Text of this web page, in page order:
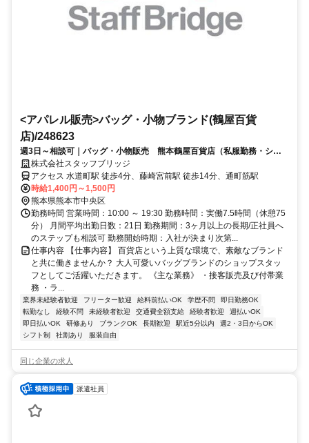
<アパレル販売>バッグ・小物ブランド(鶴屋百貨
店)/248623
週3日～相談可｜バッグ・小物販売 熊本鶴屋百貨店（私服勤務・シン
プルネイルOK）交通費全額支給
株式会社スタッフブリッジ
アクセス 水道町駅 徒歩4分、藤崎宮前駅 徒歩14分、通町筋駅
時給1,400円～1,500円
熊本県熊本市中央区
勤務時間 営業時間：10:00 ～ 19:30 勤務時間：実働7.5時間（休憩75
分） 月間平均出勤日数：21日 勤務期間：3ヶ月以上の長期/正社員へ
のステップも相談可 勤務開始時期：入社が決まり次第...
仕事内容 【仕事内容】 百貨店という上質な環境で、素敵なブランド
と共に働きませんか？ 大人可愛いバッグブランドのショップスタッ
フとしてご活躍いただきます。 《主な業務》 ・接客販売及び付帯業
務 ・ラ...
業界未経験者歓迎 フリーター歓迎 給料前払いOK 学歴不問
即日勤務OK
転勤なし
経験不問 未経験者歓迎 交通費全額支給 経験者歓迎
週払いOK
即日払いOK
研修あり ブランクOK 長期歓迎 駅近5分以内
週2・3日からOK
シフト制
社割あり 服装自由
同じ企業の求人
派遣社員